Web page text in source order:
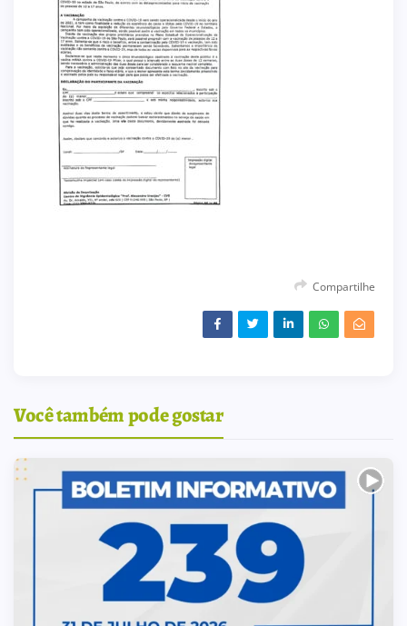
Compartilhe
Você também pode gostar